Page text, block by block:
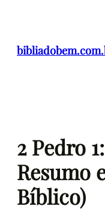
conteúdo
2 Pedro
Resumo
Bíblico)